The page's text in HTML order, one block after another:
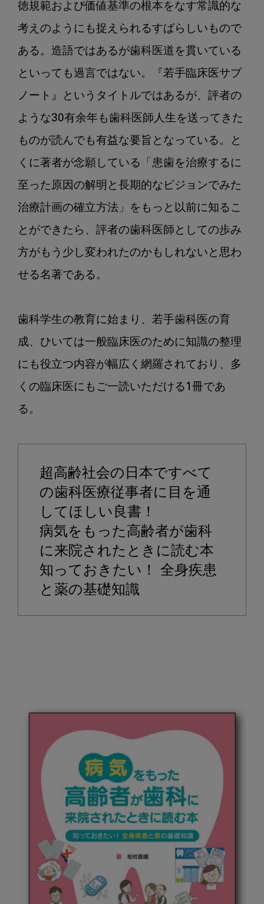
徳規範および価値基準の根本をなす常識的な
考えのようにも捉えられるすばらしいもので
ある。造語ではあるが歯科医道を貫いている
といっても過言ではない。『若手臨床医サブ
ノート』というタイトルではあるが、評者の
ような30有余年も歯科医師人生を送ってきた
ものが読んでも有益な要旨となっている。と
くに著者が念願している「患歯を治療するに
至った原因の解明と長期的なビジョンでみた
治療計画の確立方法」をもっと以前に知るこ
とができたら、評者の歯科医師としての歩み
方がもう少し変われたのかもしれないと思わ
せる名著である。
歯科学生の教育に始まり、若手歯科医の育
成、ひいては一般臨床医のために知識の整理
にも役立つ内容が幅広く網羅されており、多
くの臨床医にもご一読いただける1冊であ
る。
超高齢社会の日本ですべて
の歯科医療従事者に目を通
してほしい良書！
病気をもった高齢者が歯科
に来院されたときに読む本
知っておきたい！ 全身疾患
と薬の基礎知識